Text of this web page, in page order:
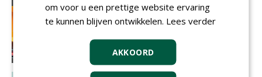
om voor u een prettige website ervaring
te kunnen blijven ontwikkelen. Lees verder
AKKOORD